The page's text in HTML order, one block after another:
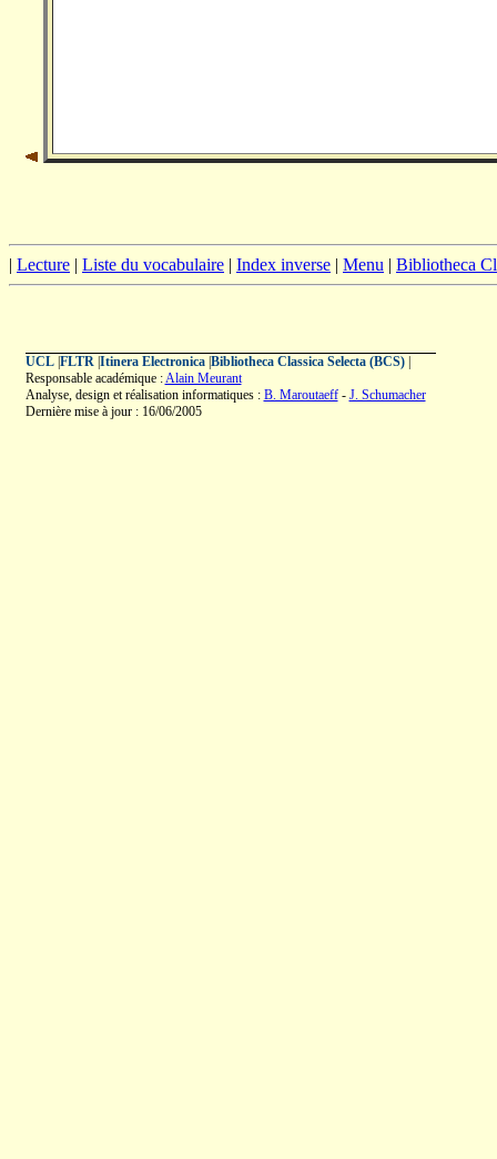
| Lecture | Liste du vocabulaire | Index inverse | Menu | Bibliotheca
UCL| FLTR| Itinera Electronica| Bibliotheca Classica Selecta (BCS)|
Responsable académique :Alain Meurant
Analyse, design et réalisation informatiques : B. Maroutaeff- J. Schumacher
Dernière mise à jour : 16/06/2005